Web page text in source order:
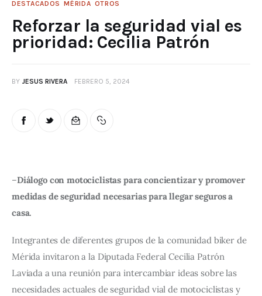
DESTACADOS MÉRIDA OTROS
Reforzar la seguridad vial es
prioridad: Cecilia Patrón
BY JESUS RIVERA FEBRERO 5, 2024
–Diálogo con motociclistas para concientizar y promover
medidas de seguridad necesarias para llegar seguros a
casa.
Integrantes de diferentes grupos de la comunidad biker de
Mérida invitaron a la Diputada Federal Cecilia Patrón
Laviada a una reunión para intercambiar ideas sobre las
necesidades actuales de seguridad vial de motociclistas y